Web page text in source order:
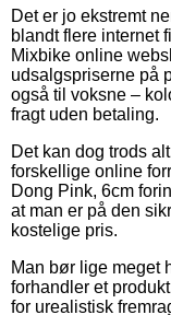
Det er jo ekstremt
blandt flere internet
Mixbike online
udsalgspriserne på
også til voksne –
fragt uden betaling.
Det kan dog trods
forskellige online
Dong Pink, 6cm
at man er på den
kostelige pris.
Man bør lige meget
forhandler et
for urealistisk